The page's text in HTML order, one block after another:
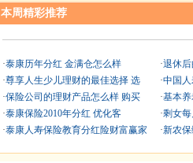
本周精彩推荐
·泰康历年分红 金满仓怎么样
·尊享人生少儿理财的最佳选择 选
·保险公司的理财产品怎么样 购买
·泰康保险2010年分红 优化客
·泰康人寿保险教育分红险财富赢家
·退休
·中国人
·基本
·剩女每
·新农